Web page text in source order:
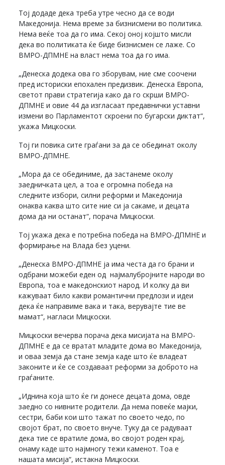
Тој додаде дека треба утре чесно да се води
Македонија. Нема време за бизнисмени во политика.
Нема веќе тоа да го има. Секој оној којшто мисли
дека во политиката ќе биде бизнисмен се лаже. Со
ВМРО-ДПМНЕ на власт нема тоа да го има.
„Денеска додека ова го зборувам, ние сме соочени
пред историски епохален предизвик. Денеска Европа,
светот прави стратегија како да го скрши ВМРО-
ДПМНЕ и овие 44 да изгласаат предавнички уставни
измени во Парламентот скроени по бугарски диктат“,
укажа Мицкоски.
Тој ги повика сите граѓани за да се обединат околу
ВМРО-ДПМНЕ.
„Мора да се обединиме, да застанеме околу
заедничката цел, а тоа е огромна победа на
следните избори, силни реформи и Македонија
онаква каква што сите ние си ја сакаме, и децата
дома да ни останат“, порача Мицкоски.
Тој укажа дека е потребна победа на ВМРО-ДПМНЕ и
формирање на Влада без уцени.
„Денеска ВМРО-ДПМНЕ ја има честа да го брани и
одбрани можеби еден од најмалубројните народи во
Европа, тоа е македонскиот народ. И колку да ви
кажуваат било какви романтични предлози и идеи
дека ќе направиме вака и така, верувајте тие ве
мамат“, нагласи Мицкоски.
Мицкоски вечерва порача дека мисијата на ВМРО-
ДПМНЕ е да се вратат младите дома во Македонија,
и оваа земја да стане земја каде што ќе владеат
законите и ќе се создаваат реформи за доброто на
граѓаните.
„Иднина која што ќе ги донесе децата дома, овде
заедно со нивните родители. Да нема повеќе мајки,
сестри, баби кои што тажат по своето чедо, по
својот брат, по своето внуче. Туку да се радуваат
дека тие се вратиле дома, во својот роден крај,
онаму каде што најмногу тежи каменот. Тоа е
нашата мисија“, истакна Мицкоски.